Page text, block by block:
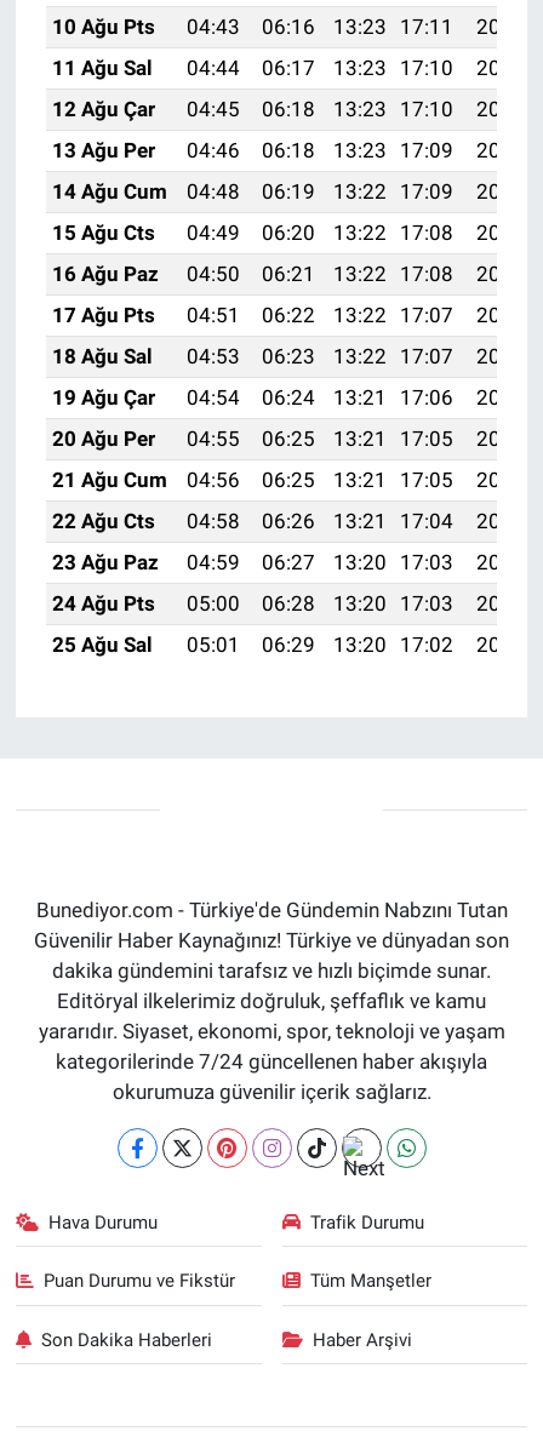
10 Ağu Pts
04:43 06:16 13:23 17:11
20:20
11 Ağu Sal
04:44 06:17 13:23 17:10
20:19
12 Ağu Çar
04:45 06:18 13:23 17:10
20:18
13 Ağu Per
04:46 06:18 13:23 17:09
20:17
14 Ağu Cum
04:48 06:19 13:22 17:09
20:16
15 Ağu Cts
04:49 06:20 13:22 17:08
20:14
16 Ağu Paz
04:50 06:21 13:22 17:08
20:13
17 Ağu Pts
04:51 06:22 13:22 17:07
20:12
18 Ağu Sal
04:53 06:23 13:22 17:07
20:11
19 Ağu Çar
04:54 06:24 13:21 17:06
20:09
20 Ağu Per
04:55 06:25 13:21 17:05
20:08
21 Ağu Cum
04:56 06:25 13:21 17:05
20:06
22 Ağu Cts
04:58 06:26 13:21 17:04
20:05
23 Ağu Paz
04:59 06:27 13:20 17:03
20:04
24 Ağu Pts
05:00 06:28 13:20 17:03
20:02
25 Ağu Sal
05:01 06:29 13:20 17:02 20:01
Bunediyor.com - Türkiye'de Gündemin Nabzını Tutan
Güvenilir Haber Kaynağınız! Türkiye ve dünyadan son
dakika gündemini tarafsız ve hızlı biçimde sunar.
Editöryal ilkelerimiz doğruluk, şeffaflık ve kamu
yararıdır. Siyaset, ekonomi, spor, teknoloji ve yaşam
kategorilerinde 7/24 güncellenen haber akışıyla
okurumuza güvenilir içerik sağlarız.
Hava Durumu Trafik Durumu
Puan Durumu ve Fikstür Tüm Manşetler
Son Dakika Haberleri Haber Arşivi